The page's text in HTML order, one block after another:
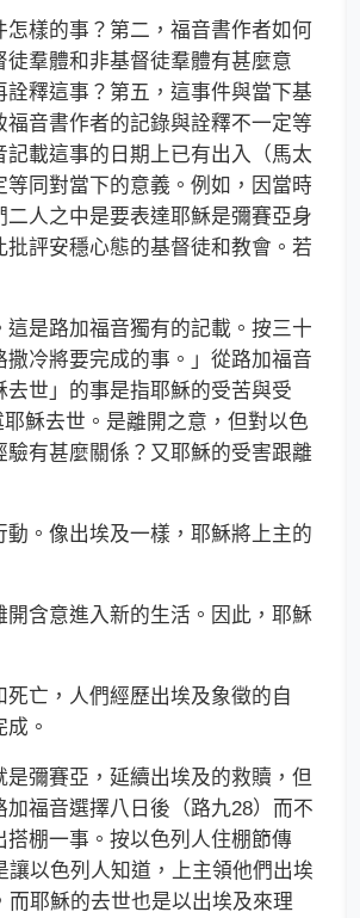
樣的事？第二，福音書作者如何
羣體和非基督徒羣體有甚麼意
釋這事？第五，這事件與當下基
音書作者的記錄與詮釋不一定等
載這事的日期上已有出入（馬太
同對當下的意義。例如，因當時
人之中是要表達耶穌是彌賽亞身
評安穩心態的基督徒和教會。若
是路加福音獨有的記載。按三十
冷將要完成的事。」從路加福音
世」的事是指耶穌的受苦與受
穌去世。是離開之意，但對以色
有甚麼關係？又耶穌的受害跟離
。像出埃及一樣，耶穌將上主的
含意進入新的生活。因此，耶穌
亡，人們經歷出埃及象徵的自
。
彌賽亞，延續出埃及的救贖，但
福音選擇八日後（路九28）而不
棚一事。按以色列人住棚節傳
以色列人知道，上主領他們出埃
耶穌的去世也是以出埃及來理